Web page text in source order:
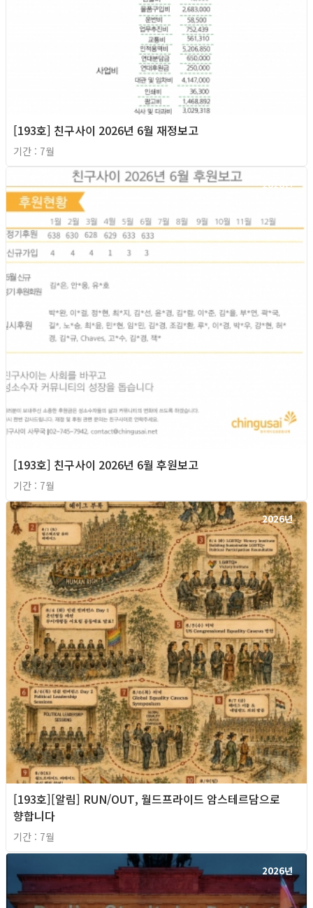
[193호] 친구사이 2026년 6월 재정보고
기간 : 7월
2026년
[193호] 친구사이 2026년 6월 후원보고
기간 : 7월
2026년
[193호][알림] RUN/OUT, 월드프라이드 암스테르담으로
향합니다
기간 : 7월
2026년